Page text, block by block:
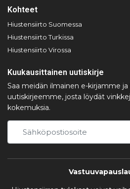
Kohteet
Hiustensiirto Suomessa
Hiustensiirto Turkissa
Hiustensiirto Virossa
Kuukausittainen uutiskirje
Saa meidän ilmainen e-kirjamme
uutiskirjeemme, josta löydät
kokemuksia.